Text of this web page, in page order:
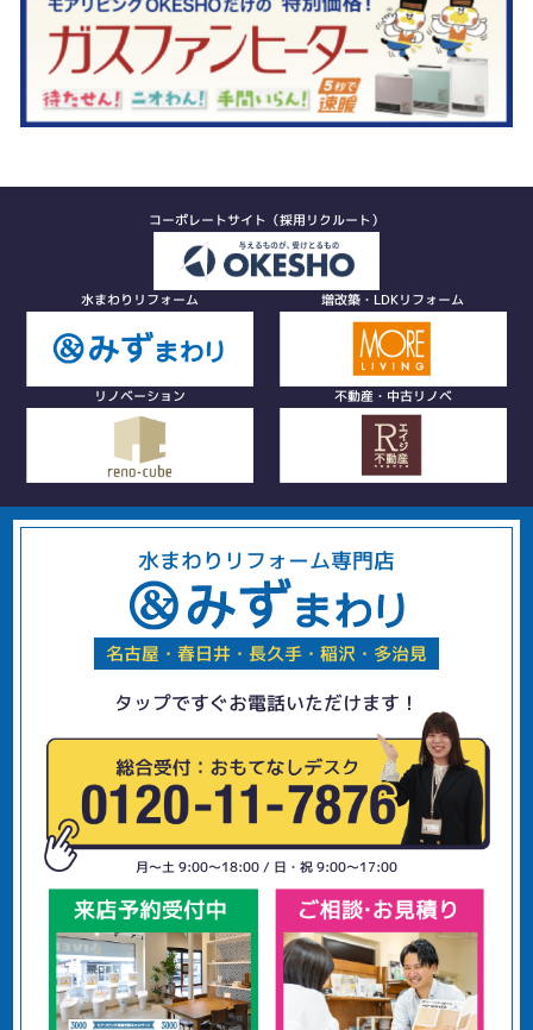
コーポレートサイト（採用リクルート）
水まわりリフォーム 増改築・LDKリフォーム
リノベーション 不動産・中古リノベ
水まわりリフォーム専門店
名古屋・春日井・長久手・稲沢・多治見
タップですぐお電話いただけます！
月〜土 9:00〜18:00 / 日・祝 9:00〜17:00